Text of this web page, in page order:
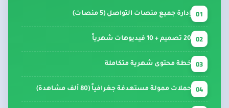
01 إدارة جميع منصات التواصل (5 منصات)
02 20 تصميم + 10 فيديوهات شهرياً
03 خطة محتوى شهرية متكاملة
04 حملات ممولة مستهدفة جغرافياً (80 ألف مشاهدة)